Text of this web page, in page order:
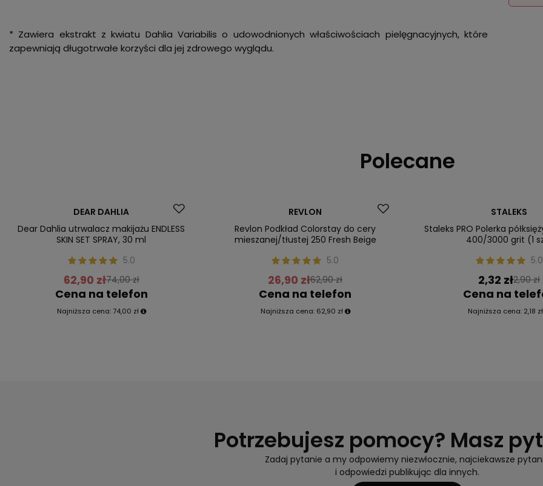
* Zawiera ekstrakt z kwiatu Dahlia Variabilis o udowodnionych właściwościach pielęgnacyjnych, które
zapewniają długotrwałe korzyści dla jej zdrowego wyglądu.
Polecane
DEAR DAHLIA
Dear Dahlia utrwalacz makijażu ENDLESS
SKIN SET SPRAY, 30 ml
5.0
62,90 zł74,00 zł
Cena na telefon
Najniższa cena: 74,00 zł
REVLON
Revlon Podkład Colorstay do cery
mieszanej/tłustej 250 Fresh Beige
5.0
26,90 zł62,90 zł
Cena na telefon
Najniższa cena: 62,90 zł
STALEKS
Staleks PRO Polerka
400/3000 grit (1
5.0
2,32 zł2,90 zł
Cena na
Najniższa cena: 2,18 zł
Potrzebujesz pomocy? Masz
Zadaj pytanie a my odpowiemy niezwłocznie, najciekawsze
i odpowiedzi publikując dla innych.